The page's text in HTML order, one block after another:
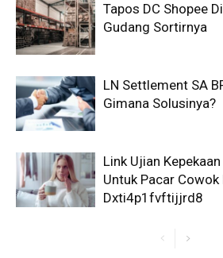
Tapos DC Shopee
Gudang Sortirnya
LN Settlement SA
Gimana Solusinya?
Link Ujian
Untuk Pacar
Dxti4p1fvftijjrd8